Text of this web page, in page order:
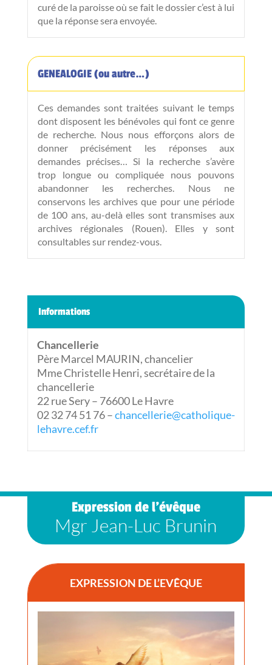
curé de la paroisse où se fait le dossier c’est à lui
que la réponse sera envoyée.
GENEALOGIE (ou autre…)
Ces demandes sont traitées suivant le temps
dont disposent les bénévoles qui font ce genre
de recherche. Nous nous efforçons alors de
donner précisément les réponses aux
demandes précises… Si la recherche s’avère
trop longue ou compliquée nous pouvons
abandonner les recherches. Nous ne
conservons les archives que pour une période
de 100 ans, au-delà elles sont transmises aux
archives régionales (Rouen). Elles y sont
consultables sur rendez-vous.
Informations
Chancellerie
Père Marcel MAURIN, chancelier
Mme Christelle Henri, secrétaire de la
chancellerie
22 rue Sery – 76600 Le Havre
02 32 74 51 76 –chancellerie@catholique-
lehavre.cef.fr
Expression de l’évêque
Mgr Jean-Luc Brunin
EXPRESSION DE L’EVÊQUE